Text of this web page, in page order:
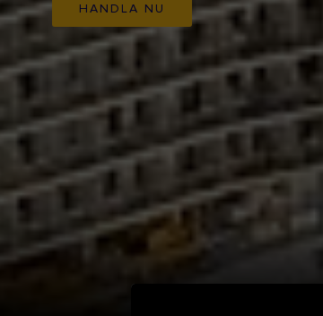
HANDLA NU